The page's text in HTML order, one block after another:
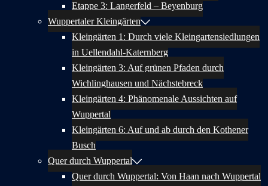
Etappe 3: Langerfeld – Beyenburg
Wuppertaler Kleingärten
Kleingärten 1: Durch viele Kleingartensiedlungen
in Uellendahl-Katernberg
Kleingärten 3: Auf grünen Pfaden durch
Wichlinghausen und Nächstebreck
Kleingärten 4: Phänomenale Aussichten auf
Wuppertal
Kleingärten 6: Auf und ab durch den Kothener
Busch
Quer durch Wuppertal
Quer durch Wuppertal: Von Haan nach Wuppertal